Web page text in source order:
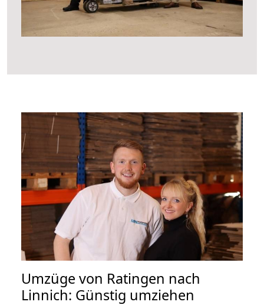
Umzüge von Ratingen nach
Linnich: Günstig umziehen